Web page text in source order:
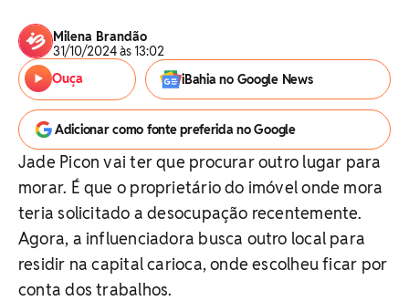
Milena Brandão
31/10/2024 às 13:02
Ouça
iBahia no Google News
Adicionar como fonte preferida no Google
Jade Picon vai ter que procurar outro lugar para
morar. É que o proprietário do imóvel onde mora
teria solicitado a desocupação recentemente.
Agora, a influenciadora busca outro local para
residir na capital carioca, onde escolheu ficar por
conta dos trabalhos.